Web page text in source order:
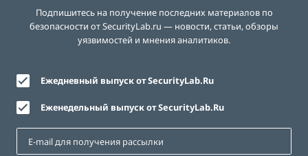
Подпишитесь на получение последних материалов по
безопасности от SecurityLab.ru — новости, статьи, обзоры
уязвимостей и мнения аналитиков.
Ежедневный выпуск от SecurityLab.Ru
Еженедельный выпуск от SecurityLab.Ru